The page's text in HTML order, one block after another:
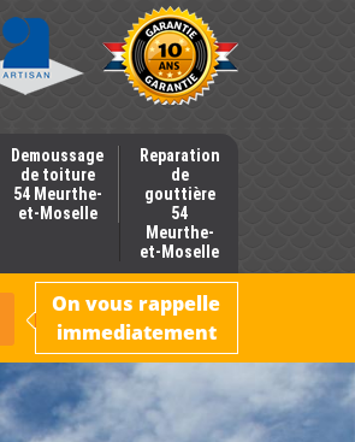
Demoussage
de toiture
54 Meurthe-
et-Moselle
Reparation
de
gouttière
54
Meurthe-
et-Moselle
On vous rappelle
immediatement